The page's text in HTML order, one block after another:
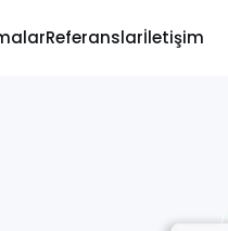
Referanslarİletişim